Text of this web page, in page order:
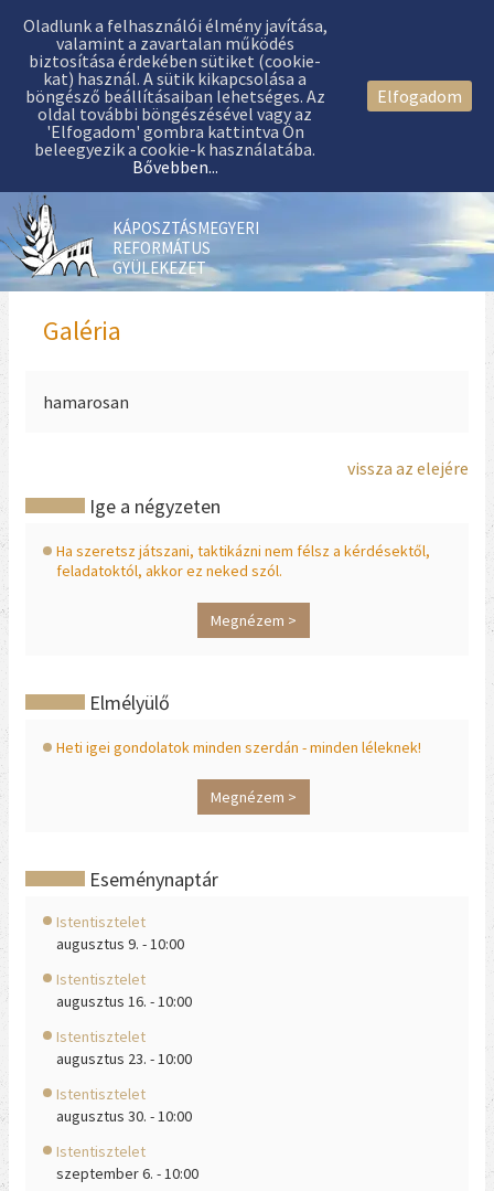
KÁPOSZTÁSMEGYERI
REFORMÁTUS
GYÜLEKEZET
Galéria
hamarosan
vissza az elejére
Ige a négyzeten
Ha szeretsz játszani, taktikázni nem félsz a kérdésektől,
feladatoktól, akkor ez neked szól.
Megnézem >
Elmélyülő
Heti igei gondolatok minden szerdán - minden léleknek!
Megnézem >
Eseménynaptár
Istentisztelet
augusztus 9. - 10:00
Istentisztelet
augusztus 16. - 10:00
Istentisztelet
augusztus 23. - 10:00
Istentisztelet
augusztus 30. - 10:00
Istentisztelet
szeptember 6. - 10:00
Oladlunk a felhasználói élmény javítása,
valamint a zavartalan működés
biztosítása érdekében sütiket (cookie-
kat) használ. A sütik kikapcsolása a
böngésző beállításaiban lehetséges. Az
oldal további böngészésével vagy az
'Elfogadom' gombra kattintva Ön
beleegyezik a cookie-k használatába.
Bővebben...
Elfogadom